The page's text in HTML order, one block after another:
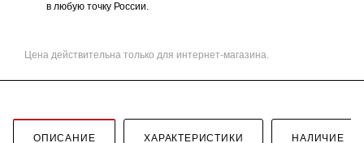
в любую точку России.
Цена действительна только для интернет-магазина.
ОПИСАНИЕ ХАРАКТЕРИСТИКИ НАЛИЧИЕ